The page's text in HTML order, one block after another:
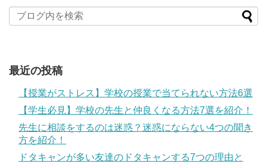
最近の投稿
【授業がストレス】学校の授業で当てられない方法6選
【学生必見】学校の先生と仲良くなる方法7選を紹介！
先生に相談をするのは迷惑？迷惑にならない4つの聞き
方を紹介！
ドタキャンが多い友達のドタキャンする7つの理由と